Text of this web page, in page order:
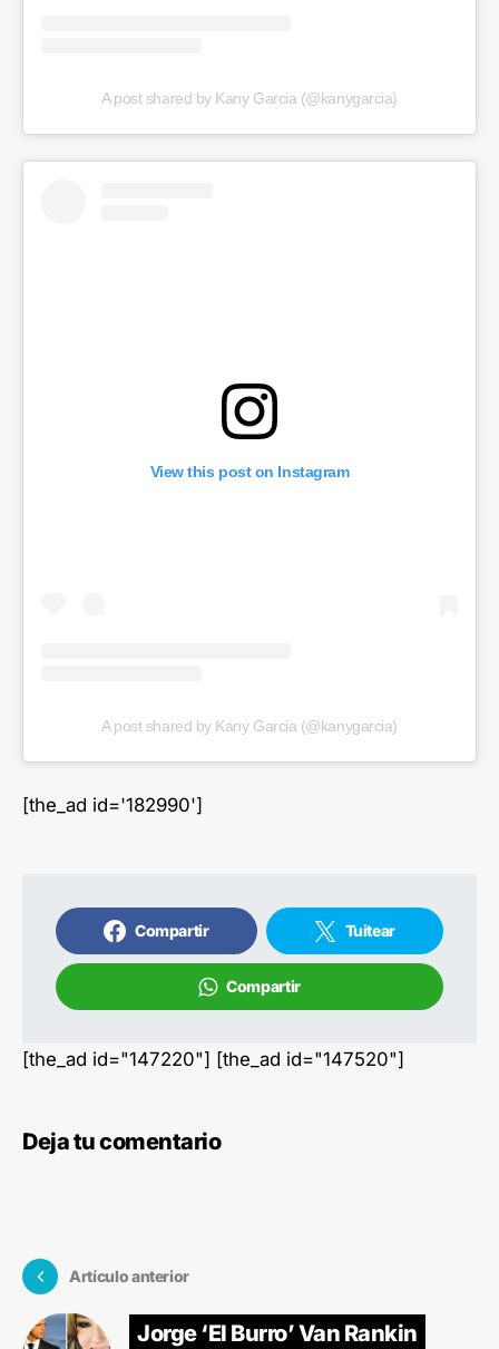
A post shared by Kany Garcia (@kanygarcia)
View this post on Instagram
A post shared by Kany Garcia (@kanygarcia)
[the_ad id='182990']
Compartir Tuitear
Compartir
[the_ad id="147220"] [the_ad id="147520"]
Deja tu comentario
Artículo anterior
Jorge ‘El Burro’ Van Rankin